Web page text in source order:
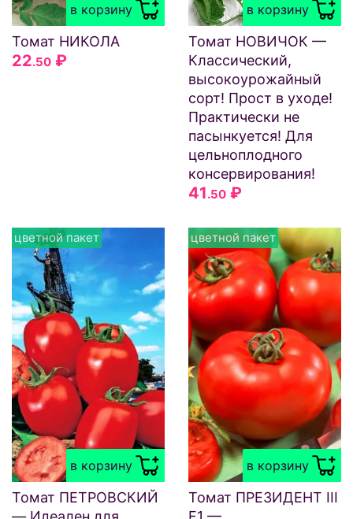
в корзину
Томат НИКОЛА
22.50 ₽
в корзину
Томат НОВИЧОК —
Классический,
высокоурожайный
сорт! Прост в уходе!
Практически не
пасынкуется! Для
цельноплодного
консервирования!
41.50 ₽
в корзину
цветной пакет
Томат ПЕТРОВСКИЙ
в корзину
цветной пакет
Томат ПРЕЗИДЕНТ III